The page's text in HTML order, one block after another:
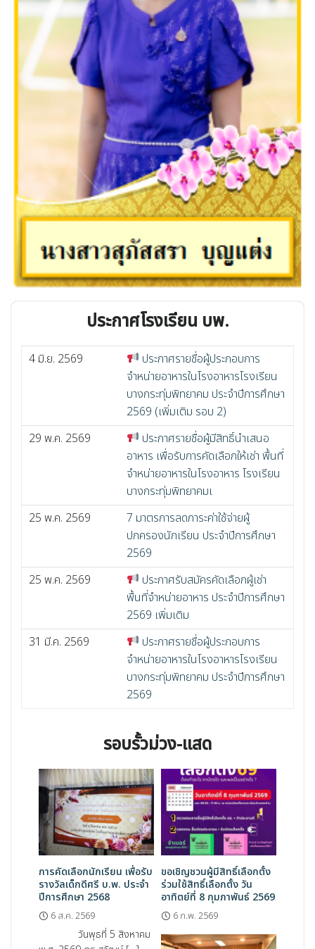
ประกาศโรงเรียน บพ.
4 มิ.ย. 2569
ประกาศรายชื่อผู้ประกอบการ
จำหน่ายอาหารในโรงอาหารโรงเรียน
บางกระทุ่มพิทยาคม ประจำปีการศึกษา
2569 (เพิ่มเติม รอบ 2)
29 พ.ค. 2569
ประกาศรายชื่อผู้มีสิทธิ์นำเสนอ
อาหาร เพื่อรับการคัดเลือกให้เช่า พื้นที่
จำหน่ายอาหารในโรงอาหาร โรงเรียน
บางกระทุ่มพิทยาคมเ
25 พ.ค. 2569
7 มาตรการลดภาระค่าใช้จ่ายผู้
ปกครองนักเรียน ประจำปีการศึกษา
2569
25 พ.ค. 2569
ประกาศรับสมัครคัดเลือกผู้เช่า
พื้นที่จำหน่ายอาหาร ประจำปีการศึกษา
2569 เพิ่มเติม
31 มี.ค. 2569
ประกาศรายชื่อผู้ประกอบการ
จำหน่ายอาหารในโรงอาหารโรงเรียน
บางกระทุ่มพิทยาคม ประจำปีการศึกษา
2569
รอบรั้วม่วง-แสด
การคัดเลือกนักเรียน เพื่อรับ
รางวัลเด็กดีศรี บ.พ. ประจำ
ปีการศึกษา 2568
6 ส.ค. 2569
วันพุธที่ 5 สิงหาคม
ขอเชิญชวนผู้มีสิทธิ์เลือกตั้ง
ร่วมใช้สิทธิ์เลือกตั้ง วัน
อาทิตย์ที่ 8 กุมภาพันธ์ 2569
6 ก.พ. 2569